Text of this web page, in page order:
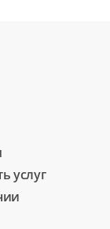
услуг